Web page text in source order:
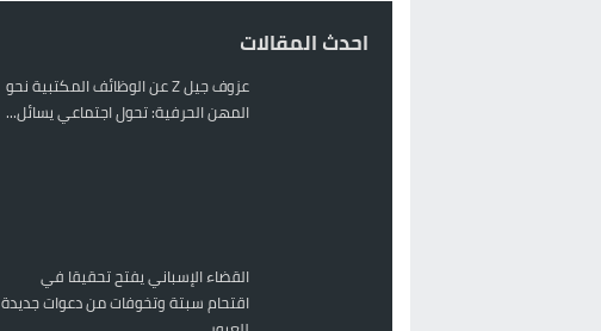
احدث المقالات
عزوف جيل Z عن الوظائف المكتبية نحو
المهن الحرفية: تحول اجتماعي يسائل...
القضاء الإسباني يفتح تحقيقا في
اقتحام سبتة وتخوفات من دعوات جديدة